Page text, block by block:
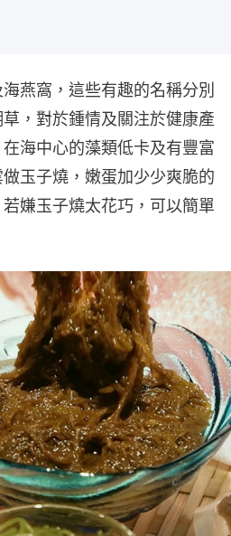
燕窩，這些有趣的名稱分別
，對於鍾情及關注於健康產
海中心的藻類低卡及有豐富
玉子燒，嫩蛋加少少爽脆的
嫌玉子燒太花巧，可以簡單